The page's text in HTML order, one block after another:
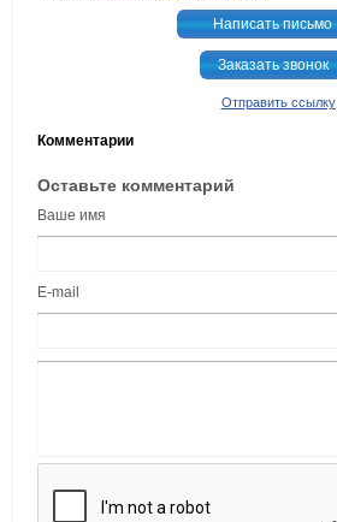
Написать письмо
Заказать звонок
Отправить ссылку
Комментарии
Оставьте комментарий
Ваше имя
E-mail